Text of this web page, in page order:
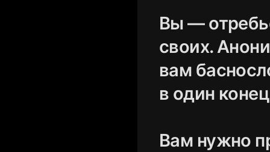
Вы —
своих.
вам
в один
Вам нужно